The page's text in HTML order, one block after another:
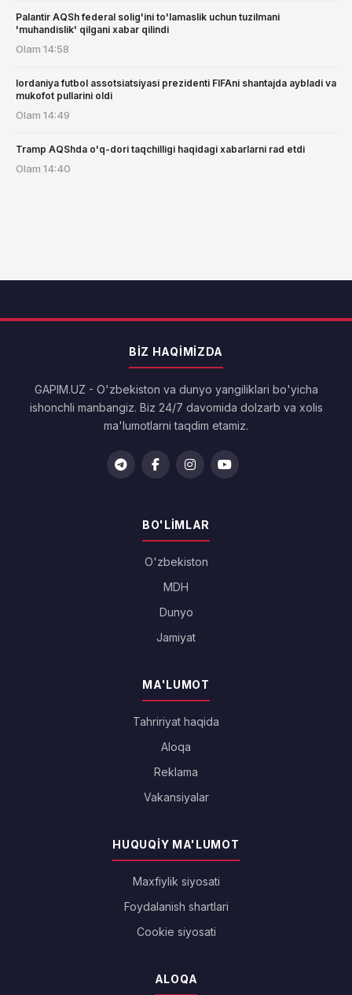
Palantir AQSh federal solig'ini to'lamaslik uchun tuzilmani
'muhandislik' qilgani xabar qilindi
Olam 14:58
Iordaniya futbol assotsiatsiyasi prezidenti FIFAni shantajda aybladi va
mukofot pullarini oldi
Olam 14:49
Tramp AQShda o'q-dori taqchilligi haqidagi xabarlarni rad etdi
Olam 14:40
BIZ HAQIMIZDA
GAPIM.UZ - O'zbekiston va dunyo yangiliklari bo'yicha
ishonchli manbangiz. Biz 24/7 davomida dolzarb va xolis
ma'lumotlarni taqdim etamiz.
BO'LIMLAR
O'zbekiston
MDH
Dunyo
Jamiyat
MA'LUMOT
Tahririyat haqida
Aloqa
Reklama
Vakansiyalar
HUQUQIY MA'LUMOT
Maxfiylik siyosati
Foydalanish shartlari
Cookie siyosati
ALOQA